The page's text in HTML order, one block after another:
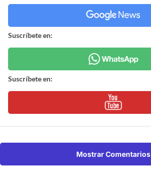
Suscríbete en:
Suscríbete en:
Mostrar Comentarios